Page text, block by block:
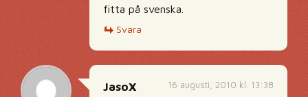
fitta på svenska.
Svara
16 augusti, 2010 kl. 13:38
JasoX